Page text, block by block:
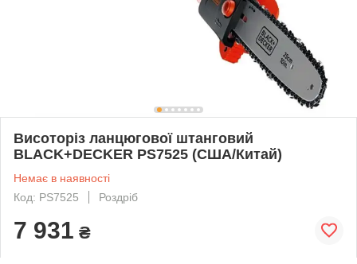
Висоторіз ланцюгової штанговий
BLACK+DECKER PS7525 (США/Китай)
Немає в наявності
Код: PS7525
Роздріб
7 931 ₴